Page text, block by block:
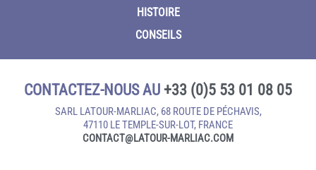
HISTOIRE
CONSEILS
CONTACTEZ-NOUS AU +33 (0)5 53 01 08 05
SARL LATOUR-MARLIAC, 68 ROUTE DE PÉCHAVIS,
47110 LE TEMPLE‑SUR‑LOT, FRANCE
CONTACT@LATOUR‑MARLIAC.COM